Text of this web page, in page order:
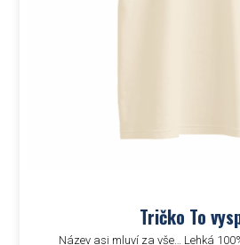
Tričko To
Název asi mluví za vše… Lehká